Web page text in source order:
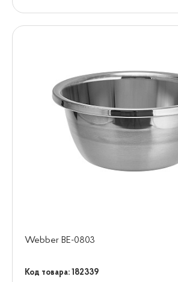
Webber BE-0803
Код товара: 182339